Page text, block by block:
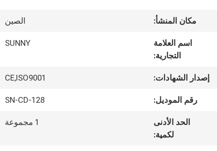
أشرطة
فيديو
معلومات
مكان المنشأ: الصين
اسم العلامة
التجارية:
SUNNY
إصدار الشهادات: CE,ISO9001
رقم الموديل: SN-CD-128
الحد الأدنى
لكمية:
1 مجموعة